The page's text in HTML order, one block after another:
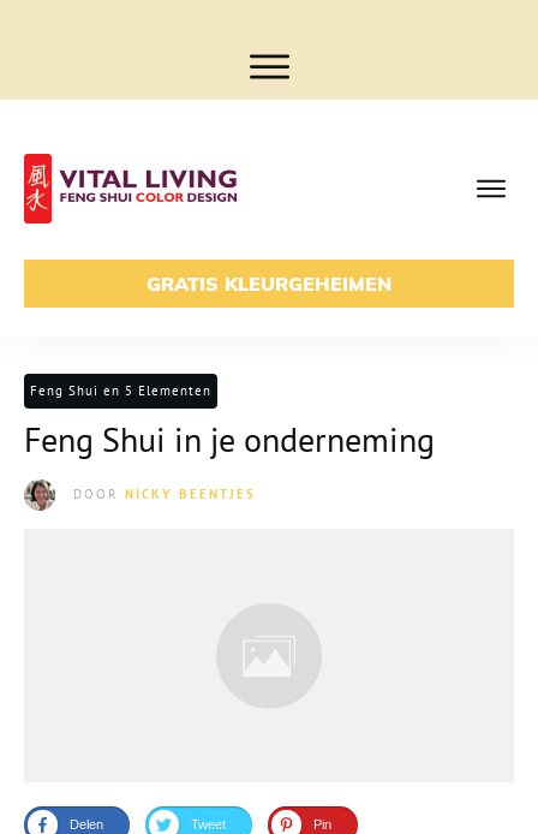
GRATIS KLEURGEHEIMEN
Feng Shui en 5 Elementen
Feng Shui in je onderneming
DOOR NICKY BEENTJES
Delen Tweet Pin